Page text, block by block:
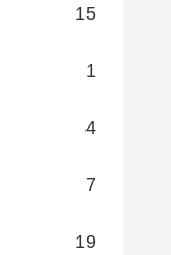
15
1
4
7
19